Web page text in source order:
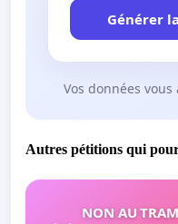
Générer
Vos données
Autres pétitions qui
NON AU